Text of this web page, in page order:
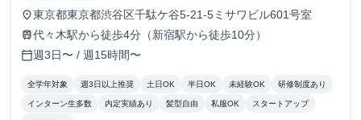
place東京都東京都渋谷区千駄ケ谷5-21-5ミサワビル601号室
train代々木駅から徒歩4分（新宿駅から徒歩10分）
calendar_today週3日〜 / 週15時間〜
全学年対象 週3日以上推奨 土日OK 半日OK 未経験OK 研修制度あり
インターン生多数 内定実績あり 髪型自由 私服OK スタートアップ